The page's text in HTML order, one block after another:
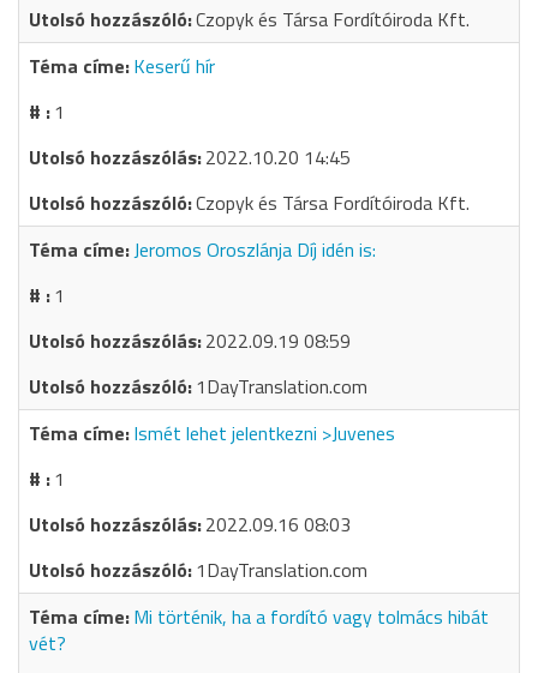
Czopyk és Társa Fordítóiroda Kft.
Keserű hír
1
2022.10.20 14:45
Czopyk és Társa Fordítóiroda Kft.
Jeromos Oroszlánja Díj idén is:
1
2022.09.19 08:59
1DayTranslation.com
Ismét lehet jelentkezni >Juvenes
1
2022.09.16 08:03
1DayTranslation.com
Mi történik, ha a fordító vagy tolmács hibát
vét?